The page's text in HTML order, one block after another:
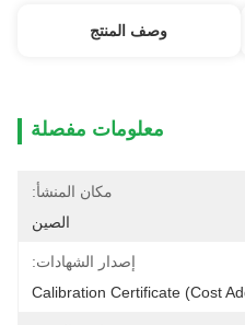
وصف المنتج
معلومات مفصلة
مكان المنشأ:
الصين
إصدار الشهادات:
Calibration Certificate (cost